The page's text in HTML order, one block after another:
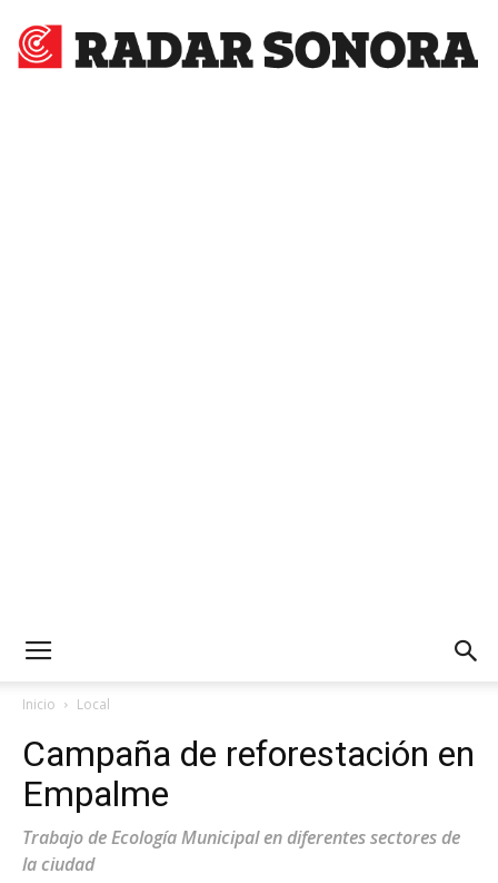
Inicio Local
Campaña de reforestación en
Empalme
Trabajo de Ecología Municipal en diferentes sectores de
la ciudad